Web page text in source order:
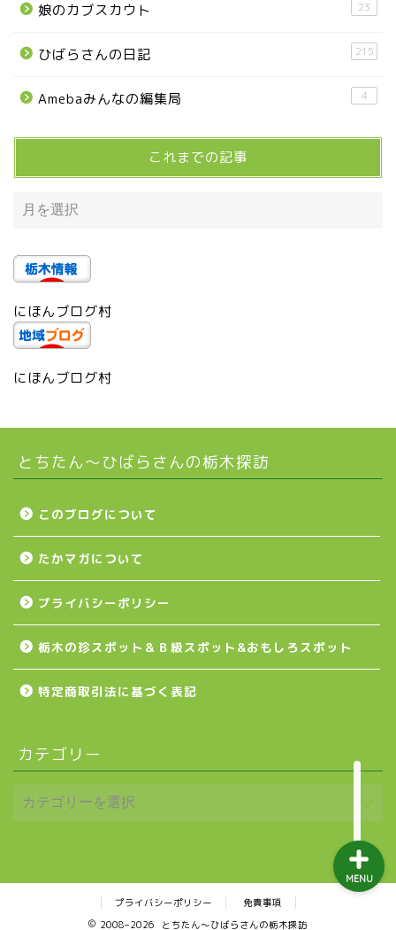
娘のカブスカウト 23
ひばらさんの日記 215
Amebaみんなの編集局 4
これまでの記事
にほんブログ村
にほんブログ村
とちたん〜ひばらさんの栃木探訪
このブログについて
たかマガについて
プライバシーポリシー
栃木の珍スポット＆Ｂ級スポット&おもしろスポット
特定商取引法に基づく表記
カテゴリー
プライバシーポリシー
免責事項
2008–2026 とちたん〜ひばらさんの栃木探訪
MENU
宇都宮の震災後の様子